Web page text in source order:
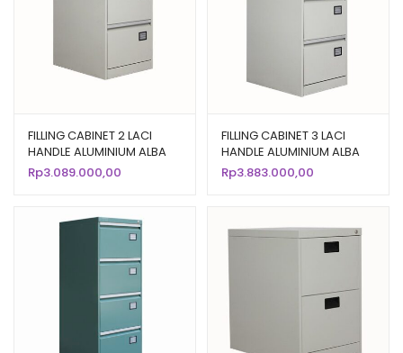
FILLING CABINET 2 LACI
HANDLE ALUMINIUM ALBA
TIPE FC 102
Rp3.089.000,00
FILLING CABINET 3 LACI
HANDLE ALUMINIUM ALBA
TIPE FC 103
Rp3.883.000,00